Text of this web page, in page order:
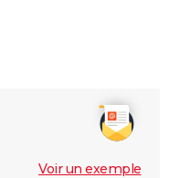
Voir un exemple